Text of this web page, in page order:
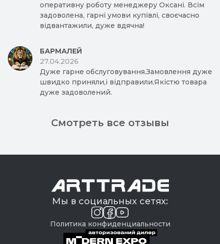
оперативну роботу менеджеру Оксані. Всім
задоволена, гарні умови купівлі, своєчасно
відвантажили, дуже вдячна!
БАРМАЛЕЙ
27.04.2026
Дуже гарне обслуговування.Замовлення дуже
швидко приняли,і відправили.Якістю товара
дуже задоволений.
Смотреть все отзывы
Мы в социальных сетях:
Политика конфиденциальности